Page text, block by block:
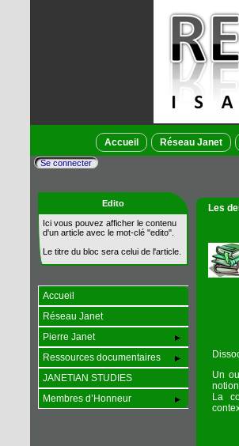
Accueil Réseau Janet
Se connecter
Les
Un
La
Edito
Ici vous pouvez afficher le contenu
d'un article avec le mot-clé "edito".
Le titre du bloc sera celui de l'article.
Accueil
Réseau Janet
Pierre Janet
Ressources documentaires
JANETIAN STUDIES
Membres d’Honneur